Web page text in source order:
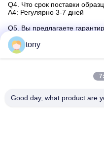
Q4. Что срок поставки
A4: Регулярно 3-7 дней
Q5. Вы предлагаете
A5. Да, мы предлагаем
продуктов.
tony
Good day, what product are